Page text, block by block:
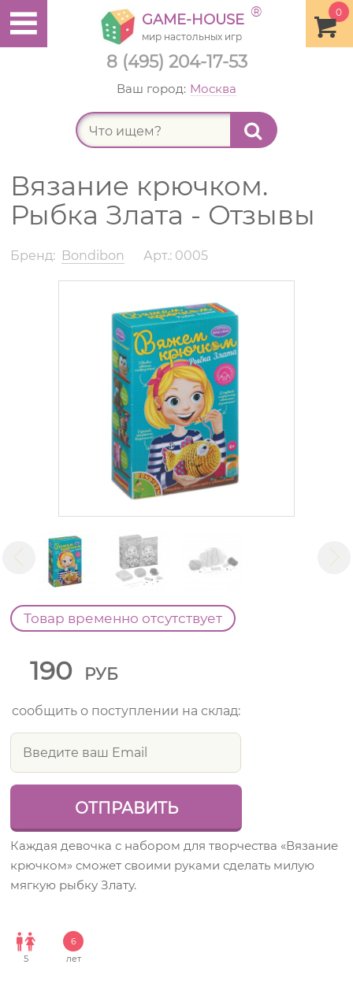
8 (495) 204-17-53
0
GAME-HOUSE ®
мир настольных игр
Ваш город: Москва
Вязание крючком.
Рыбка Злата - Отзывы
Бренд: Bondibon Арт.: 0005
Товар временно отсутствует
190 РУБ
сообщить о поступлении на склад:
Каждая девочка с набором для творчества «Вязание
крючком» сможет своими руками сделать милую
мягкую рыбку Злату.
5
6
лет